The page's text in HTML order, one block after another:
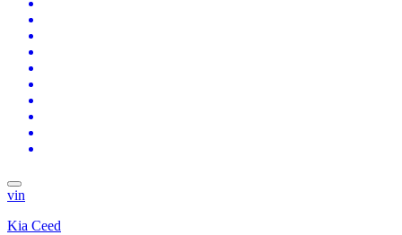
vin
Kia Ceed